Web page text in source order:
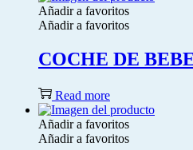
Añadir a favoritos
Añadir a favoritos
COCHE DE
Read more
Añadir a favoritos
Añadir a favoritos